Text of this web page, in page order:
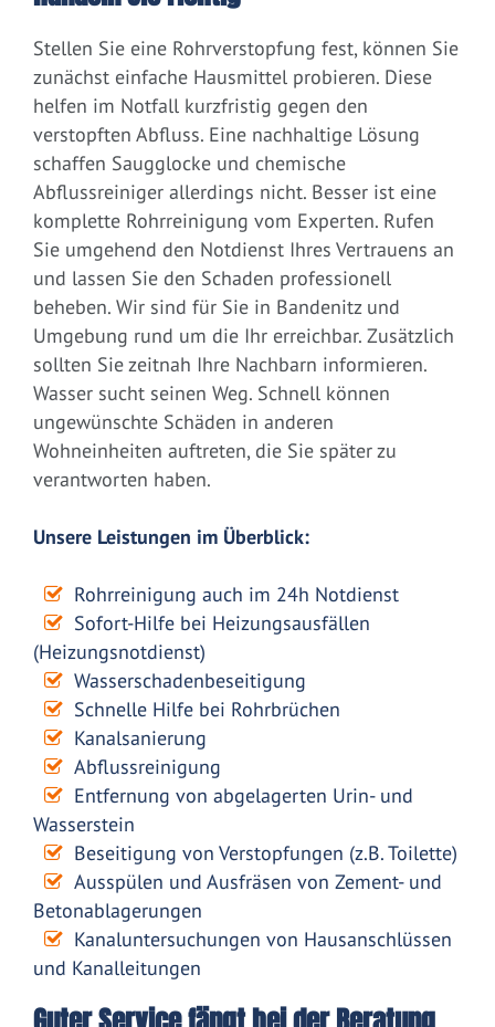
Stellen Sie eine Rohrverstopfung fest, können Sie
zunächst einfache Hausmittel probieren. Diese
helfen im Notfall kurzfristig gegen den
verstopften Abfluss. Eine nachhaltige Lösung
schaffen Saugglocke und chemische
Abflussreiniger allerdings nicht. Besser ist eine
komplette Rohrreinigung vom Experten. Rufen
Sie umgehend den Notdienst Ihres Vertrauens an
und lassen Sie den Schaden professionell
beheben. Wir sind für Sie in Bandenitz und
Umgebung rund um die Ihr erreichbar. Zusätzlich
sollten Sie zeitnah Ihre Nachbarn informieren.
Wasser sucht seinen Weg. Schnell können
ungewünschte Schäden in anderen
Wohneinheiten auftreten, die Sie später zu
verantworten haben.
Unsere Leistungen im Überblick:
Rohrreinigung auch im 24h Notdienst
Sofort-Hilfe bei Heizungsausfällen
(Heizungsnotdienst)
Wasserschadenbeseitigung
Schnelle Hilfe bei Rohrbrüchen
Kanalsanierung
Abflussreinigung
Entfernung von abgelagerten Urin- und
Wasserstein
Beseitigung von Verstopfungen (z.B. Toilette)
Ausspülen und Ausfräsen von Zement- und
Betonablagerungen
Kanaluntersuchungen von Hausanschlüssen
und Kanalleitungen